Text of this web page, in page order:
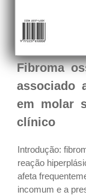
Fibroma
associado
em molar
clínico
Introdução:
reação
afeta
incomum e a